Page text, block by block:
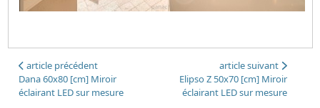
article précédent
Dana 60x80 [cm] Miroir
éclairant LED sur mesure
article suivant
Elipso Z 50x70 [cm]​ Miroir
éclairant LED sur mesure